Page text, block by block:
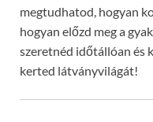
megtudhatod, hogyan
hogyan előzd meg a
szeretnéd időtállóan és
kerted látványvilágát!